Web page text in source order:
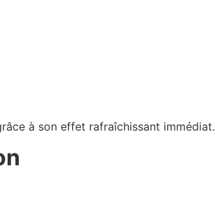
à son effet rafraîchissant immédiat.